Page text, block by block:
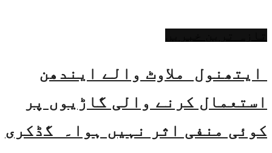
ایتھنول ملاوٹ والے ایندھن
استعمال کرنے والی گاڑیوں پر
کوئی منفی اثر نہیں ہوا۔ گڈکری